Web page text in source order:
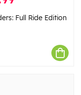
Full Ride Edition